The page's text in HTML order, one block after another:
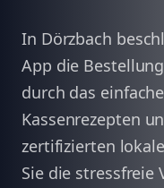
In Dörzbach
App die
durch das
Kassenrezepten
zertifizierten
Sie die stressfreie